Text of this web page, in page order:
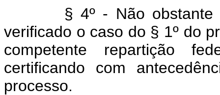
§ 4º - Não
verificado o caso do § 1º do
competente repartição
certificando com
processo.